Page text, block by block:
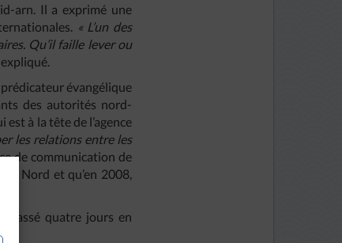
arn. Il a exprimé une
« L’un des
Qu’il faille lever ou
évangélique
des autorités nord-
à la tête de l’agence
les relations entre les
de communication de
du Nord et qu’en 2008,
passé quatre jours en